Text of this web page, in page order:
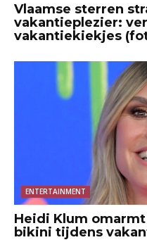
Vlaamse sterren
vakantieplezier:
vakantiekiekjes
ENTERTAINMENT
Heidi Klum
bikini tijdens